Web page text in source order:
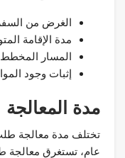
الغرض من
مدة الإقامة
المسار
إثبات وجود
مدة المعالجة
تختلف مدة معالجة
عام، تستغرق معالجة طلب